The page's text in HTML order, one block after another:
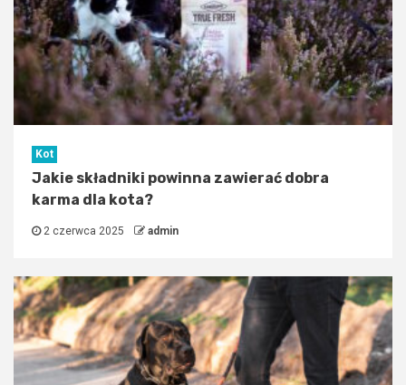
Kot
Jakie składniki powinna zawierać dobra
karma dla kota?
2 czerwca 2025 admin